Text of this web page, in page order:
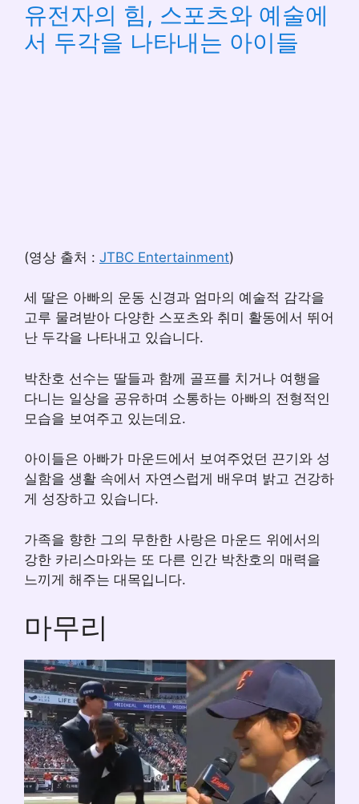
유전자의 힘, 스포츠와 예술에
서 두각을 나타내는 아이들
(영상 출처 : JTBC Entertainment)
세 딸은 아빠의 운동 신경과 엄마의 예술적 감각을
고루 물려받아 다양한 스포츠와 취미 활동에서 뛰어
난 두각을 나타내고 있습니다.
박찬호 선수는 딸들과 함께 골프를 치거나 여행을
다니는 일상을 공유하며 소통하는 아빠의 전형적인
모습을 보여주고 있는데요.
아이들은 아빠가 마운드에서 보여주었던 끈기와 성
실함을 생활 속에서 자연스럽게 배우며 밝고 건강하
게 성장하고 있습니다.
가족을 향한 그의 무한한 사랑은 마운드 위에서의
강한 카리스마와는 또 다른 인간 박찬호의 매력을
느끼게 해주는 대목입니다.
마무리